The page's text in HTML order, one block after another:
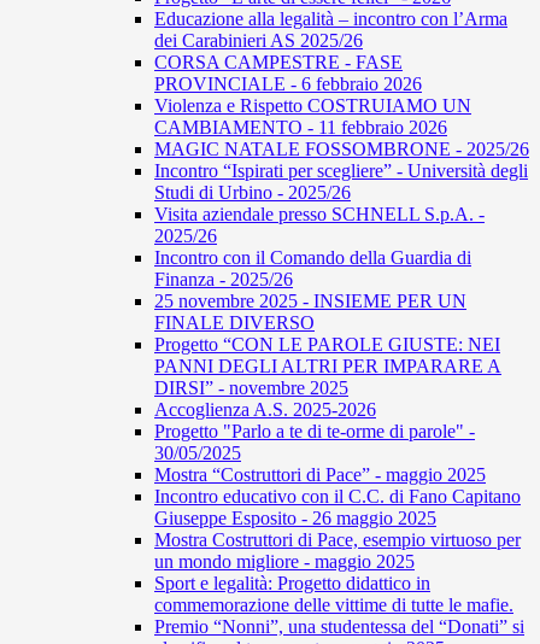
Educazione alla legalità – incontro con l’Arma
dei Carabinieri AS 2025/26
CORSA CAMPESTRE - FASE
PROVINCIALE - 6 febbraio 2026
Violenza e Rispetto COSTRUIAMO UN
CAMBIAMENTO - 11 febbraio 2026
MAGIC NATALE FOSSOMBRONE - 2025/26
Incontro “Ispirati per scegliere” - Università degli
Studi di Urbino - 2025/26
Visita aziendale presso SCHNELL S.p.A. -
2025/26
Incontro con il Comando della Guardia di
Finanza - 2025/26
25 novembre 2025 - INSIEME PER UN
FINALE DIVERSO
Progetto “CON LE PAROLE GIUSTE: NEI
PANNI DEGLI ALTRI PER IMPARARE A
DIRSI” - novembre 2025
Accoglienza A.S. 2025-2026
Progetto "Parlo a te di te-orme di parole" -
30/05/2025
Mostra “Costruttori di Pace” - maggio 2025
Incontro educativo con il C.C. di Fano Capitano
Giuseppe Esposito - 26 maggio 2025
Mostra Costruttori di Pace, esempio virtuoso per
un mondo migliore - maggio 2025
Sport e legalità: Progetto didattico in
commemorazione delle vittime di tutte le mafie.
Premio “Nonni”, una studentessa del “Donati” si